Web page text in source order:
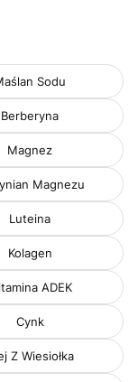
Sodu
Berberyna
Magnez
Magnezu
Luteina
Kolagen
ADEK
Cynk
Z Wiesiołka